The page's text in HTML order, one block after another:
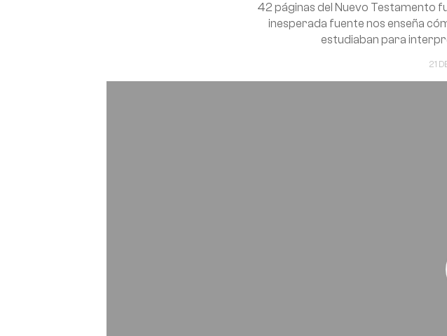
21
42 páginas del Nuevo Testamento
inesperada fuente nos enseña
estudiaban para